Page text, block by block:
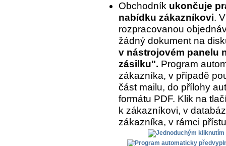
Obchodník ukončuje
nabídku zákazníkovi.
rozpracovanou
žádný dokument na
v nástrojovém panelu
zásilku". Program
zákazníka, v případě
část mailu, do přílohy
formátu PDF. Klik na
k zákazníkovi, v
zákazníka, v rámci